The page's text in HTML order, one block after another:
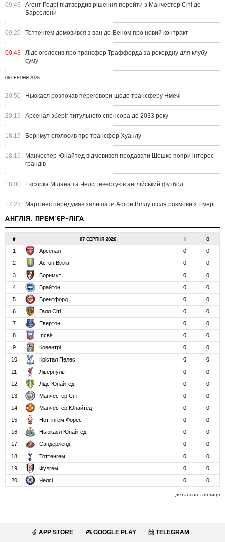
09:45
Агент Родрі підтвердив рішення перейти з Манчестер Сіті до
Барселони
09:20 Тоттенгем домовився з ван де Веном про новий контракт
00:43
Лідс оголосив про трансфер Траффорда за рекордну для клубу
суму
06 СЕРПНЯ 2026
20:50 Ньюкасл розпочав переговори щодо трансферу Нмечі
20:19 Арсенал зберіг титульного спонсора до 2033 року
18:19 Борнмут оголосив про трансфер Хуанлу
18:16
Манчестер Юнайтед відмовився продавати Шешко попри інтерес
грандів
18:00 Ексзірка Мілана та Челсі інвестує в англійський футбол
17:23 Мартінес передумав залишати Астон Віллу після розмови з Емері
АНГЛІЯ. ПРЕМ'ЄР-ЛІГА
# 07 СЕРПНЯ 2026 О
1 Арсенал 0
0
2
Астон Вілла 0
0
3
Борнмут 0
0
4
Брайтон 0
0
5
Брентфорд 0
0
6
Галл Сіті 0
0
7
Евертон 0
0
8
Іпсвіч 0
0
9
Ковентрі 0
0
10
Крістал Пелес 0
0
11
Ліверпуль 0
0
12
Лідс Юнайтед 0
0
13
Манчестер Сіті 0
0
14
Манчестер Юнайтед 0
0
15
Ноттінгем Форест 0
0
16
Ньюкасл Юнайтед 0
0
17
Сандерленд 0
0
18
Тоттенгем 0
0
19
Фулгем 0
0
20
Челсі 0 0
детальна таблиця
🍏 APP STORE 🎮 GOOGLE PLAY 📨 TELEGRAM